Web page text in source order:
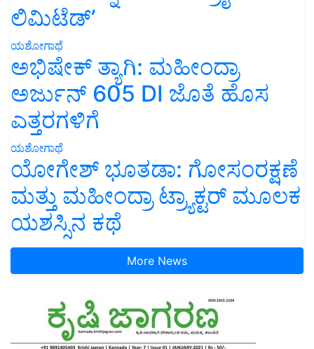
ಲಿಮಿಟೆಡ್’
ಯಶೋಗಾಥೆ
ಅಭಿಷೇಕ್ ತ್ಯಾಗಿ: ಮಹೀಂದ್ರಾ
ಅರ್ಜುನ್ 605 DI ಜೊತೆ ಹೊಸ
ಎತ್ತರಗಳಿಗೆ
ಯಶೋಗಾಥೆ
ಯೋಗೇಶ್ ಭೂತಡಾ: ಗೋಸಂರಕ್ಷಣೆ
ಮತ್ತು ಮಹೀಂದ್ರಾ ಟ್ರ್ಯಾಕ್ಟರ್ ಮೂಲಕ
ಯಶಸ್ಸಿನ ಕಥೆ
More News